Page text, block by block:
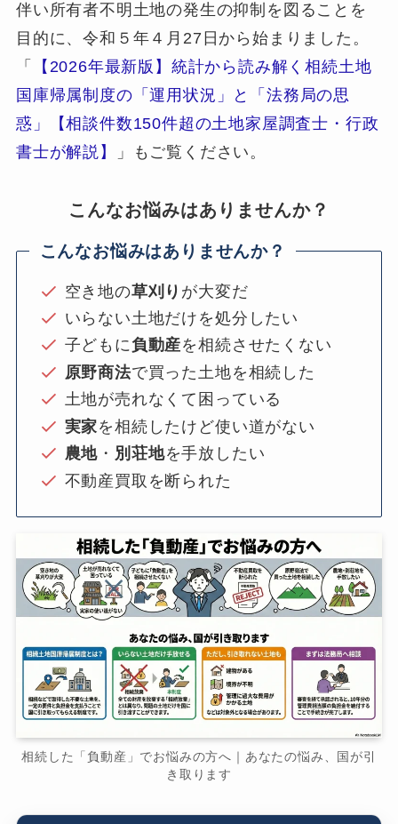
伴い所有者不明土地の発生の抑制を図ることを
目的に、令和５年４月27日から始まりました。
「
【2026年最新版】統計から読み解く相続土地
国庫帰属制度の「運用状況」と「法務局の思
惑」【相談件数150件超の土地家屋調査士・行政
書士が解説】
」もご覧ください。
こんなお悩みはありませんか？
こんなお悩みはありませんか？
空き地の草刈り が大変だ
いらない土地だけを処分したい
子どもに負動産を相続させたくない
原野商法で買った土地を相続した
土地が売れなくて困っている
実家を相続したけど使い道がない
農地 ・ 別荘地を手放したい
不動産買取を断られた
相続した「負動産」でお悩みの方へ｜あなたの悩み、国が引
き取ります